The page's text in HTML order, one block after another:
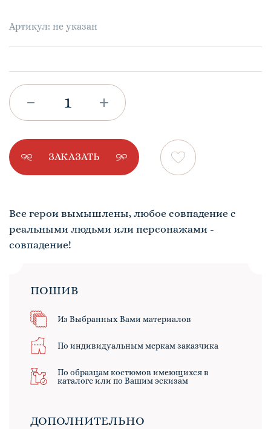
Артикул: не указан
ЗАКАЗАТЬ
Все герои вымышлены, любое совпадение с
реальными людьми или персонажами -
совпадение!
ПОШИВ
Из Выбранных Вами материалов
По индивидуальным меркам заказчика
По образцам костюмов имеющихся в
каталоге или по Вашим эскизам
ДОПОЛНИТЕЛЬНО